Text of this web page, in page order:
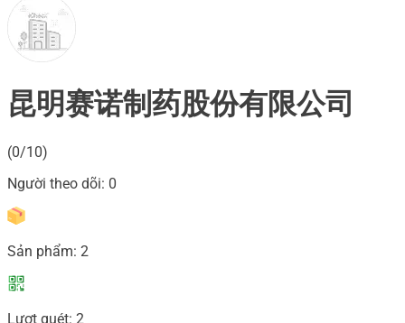
昆明赛诺制药股份有限公司
(0/10)
Người theo dõi: 0
Sản phẩm: 2
Lượt quét: 2